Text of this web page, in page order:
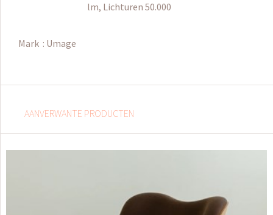
lm, Lichturen 50.000
Mark : Umage
AANVERWANTE PRODUCTEN